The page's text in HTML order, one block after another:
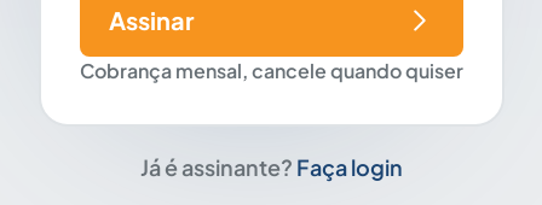
Cobrança mensal, cancele quando quiser
Assinar
Já é assinante? Faça login